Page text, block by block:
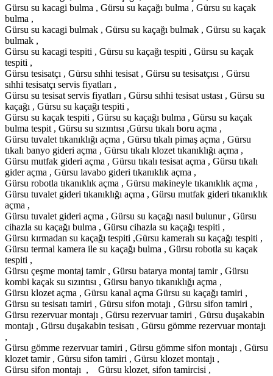
Gürsu su kacagi bulma , Gürsu su kaçağı bulma , Gürsu su kaçak
bulma ,
Gürsu su kacagi bulmak , Gürsu su kaçağı bulmak , Gürsu su kaçak
bulmak ,
Gürsu su kacagi tespiti , Gürsu su kaçağı tespiti , Gürsu su kaçak
tespiti ,
Gürsu tesisatçı , Gürsu sıhhi tesisat , Gürsu su tesisatçısı , Gürsu
sıhhi tesisatçı servis fiyatları ,
Gürsu su tesisat servis fiyatları , Gürsu sıhhi tesisat ustası , Gürsu su
kaçağı , Gürsu su kaçağı tespiti ,
Gürsu su kaçak tespiti , Gürsu su kaçağı bulma , Gürsu su kaçak
bulma tespit , Gürsu su sızıntısı ,Gürsu tıkalı boru açma ,
Gürsu tuvalet tıkanıklığı açma , Gürsu tıkalı pimaş açma , Gürsu
tıkalı banyo gideri açma , Gürsu tıkalı klozet tıkanıklığı açma ,
Gürsu mutfak gideri açma , Gürsu tıkalı tesisat açma , Gürsu tıkalı
gider açma , Gürsu lavabo gideri tıkanıklık açma ,
Gürsu robotla tıkanıklık açma , Gürsu makineyle tıkanıklık açma ,
Gürsu tuvalet gideri tıkanıklığı açma , Gürsu mutfak gideri tıkanıklık
açma ,
Gürsu tuvalet gideri açma , Gürsu su kaçağı nasıl bulunur , Gürsu
cihazla su kaçağı bulma , Gürsu cihazla su kaçağı tespiti ,
Gürsu kırmadan su kaçağı tespiti ,Gürsu kameralı su kaçağı tespiti ,
Gürsu termal kamera ile su kaçağı bulma , Gürsu robotla su kaçak
tespiti ,
Gürsu çeşme montaj tamir , Gürsu batarya montaj tamir , Gürsu
kombi kaçak su sızıntısı , Gürsu banyo tıkanıklığı açma ,
Gürsu klozet açma , Gürsu kanal açma Gürsu su kaçağı tamiri ,
Gürsu su tesisatı tamiri , Gürsu sifon motajı , Gürsu sifon tamiri ,
Gürsu rezervuar montajı , Gürsu rezervuar tamiri , Gürsu duşakabin
montajı , Gürsu duşakabin tesisatı , Gürsu gömme rezervuar montajı
,
Gürsu gömme rezervuar tamiri , Gürsu gömme sifon montajı , Gürsu
klozet tamir , Gürsu sifon tamiri , Gürsu klozet montajı ,
Gürsu sifon montajı , Gürsu klozet, sifon tamircisi ,